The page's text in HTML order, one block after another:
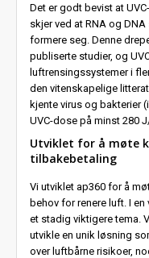
Det er godt bevist at
skjer ved at RNA og
formere seg. Denne
publiserte studier, og
luftrensingssystemer i
den vitenskapelige
kjente virus og bakterier
UVC-dose på minst 280
Utviklet for å møte
tilbakebetaling
Vi utviklet ap360 for å
behov for renere luft. I
et stadig viktigere tema.
utvikle en unik løsning
over luftbårne risikoer,